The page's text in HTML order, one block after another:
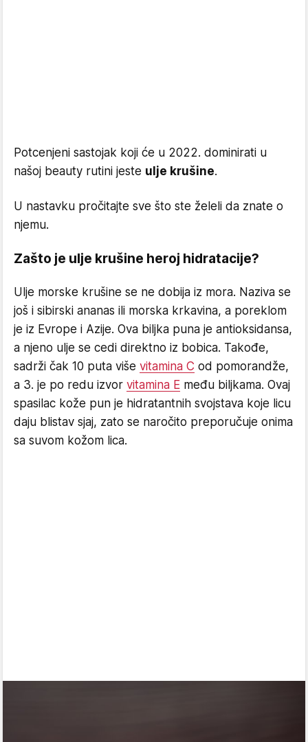
Potcenjeni sastojak koji će u 2022. dominirati u
našoj beauty rutini jeste ulje krušine.
U nastavku pročitajte sve što ste želeli da znate o
njemu.
Zašto je ulje krušine heroj hidratacije?
Ulje morske krušine se ne dobija iz mora. Naziva se
još i sibirski ananas ili morska krkavina, a poreklom
je iz Evrope i Azije. Ova biljka puna je antioksidansa,
a njeno ulje se cedi direktno iz bobica. Takođe,
sadrži čak 10 puta više vitamina C od pomorandže,
a 3. je po redu izvor vitamina E među biljkama. Ovaj
spasilac kože pun je hidratantnih svojstava koje licu
daju blistav sjaj, zato se naročito preporučuje onima
sa suvom kožom lica.